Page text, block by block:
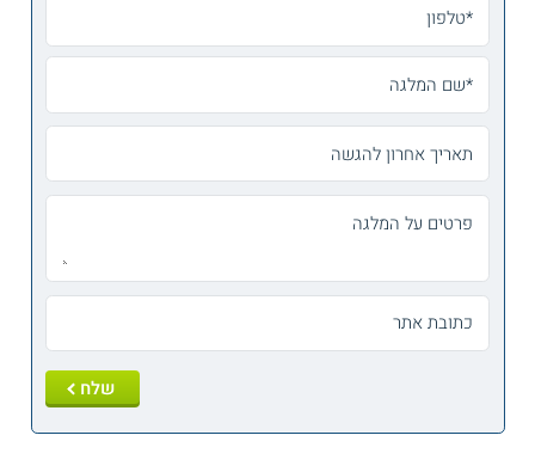
*טלפון
*שם המלגה
תאריך אחרון להגשה
פרטים על המלגה
כתובת אתר
שלח